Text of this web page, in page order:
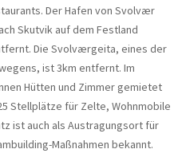
Der Hafen von Svolvær
Skutvik auf dem Festland
Die Svolværgeita, eines der
ist 3km entfernt. Im
Hütten und Zimmer gemietet
Stellplätze für Zelte, Wohnmobile
ist auch als Austragungsort für
Maßnahmen bekannt.